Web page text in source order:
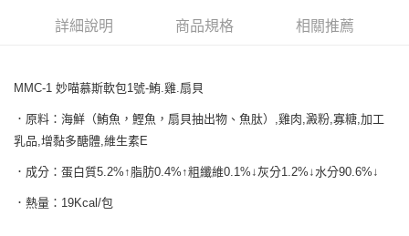
２．便利：只要手機號碼，簡訊認證，即可結帳。
１．於結帳方式選擇「AFTEE先享後付」後，將跳轉至「AFTEE先享後付」
２．訂單成立數日內，您將收到繳費通知簡訊。
３．收到繳費通知簡訊後14天內，點擊此簡訊中的連結，可透過四大超商／
※ 請注意：結帳手續完成當下不需立刻繳費，但若您需要取消訂單，請聯絡
後付繳納相關費用。
每筆NT$65
詳細說明 商品規格 相關推薦
MMC-1 妙喵慕斯軟包1號-鮪.雞.扇貝
．原料：海鮮（鮪魚，鰹魚，扇貝抽出物、魚肽）,雞肉,澱粉,寡糖,加工
乳品,增黏多醣體,維生素E
．成分：蛋白質5.2%↑脂肪0.4%↑粗纖維0.1%↓灰分1.2%↓水分90.6%↓
．熱量：19Kcal/包